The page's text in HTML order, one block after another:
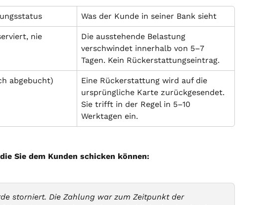
Was der Kunde in seiner Bank sieht
nie
Die ausstehende Belastung
verschwindet innerhalb von 5–7
Tagen. Kein Rückerstattungseintrag.
abgebucht)
Eine Rückerstattung wird auf die
ursprüngliche Karte zurückgesendet.
Sie trifft in der Regel in 5–10
Werktagen ein.
Sie dem Kunden schicken können:
storniert. Die Zahlung war zum Zeitpunkt der